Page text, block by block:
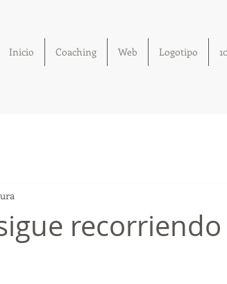
Inicio Coaching Web Logotipo
recorriendo